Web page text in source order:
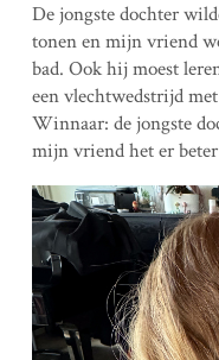
De jongste dochter
tonen en mijn vriend
bad. Ook hij moest
een vlechtwedstrijd
Winnaar: de jongste
mijn vriend het er